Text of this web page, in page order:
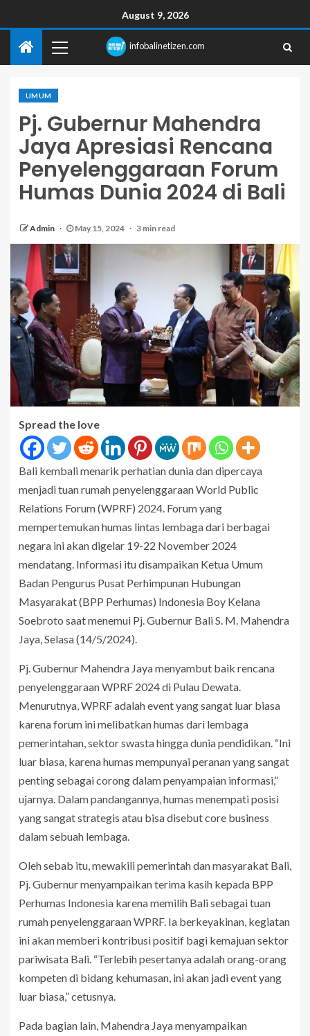
August 9, 2026
infobalinetizen.com
UMUM
Pj. Gubernur Mahendra
Jaya Apresiasi Rencana
Penyelenggaraan Forum
Humas Dunia 2024 di Bali
Admin May 15, 2024 3 min read
Spread the love
Bali kembali menarik perhatian dunia dan dipercaya
menjadi tuan rumah penyelenggaraan World Public
Relations Forum (WPRF) 2024. Forum yang
mempertemukan humas lintas lembaga dari berbagai
negara ini akan digelar 19-22 November 2024
mendatang. Informasi itu disampaikan Ketua Umum
Badan Pengurus Pusat Perhimpunan Hubungan
Masyarakat (BPP Perhumas) Indonesia Boy Kelana
Soebroto saat menemui Pj. Gubernur Bali S. M. Mahendra
Jaya, Selasa (14/5/2024).
Pj. Gubernur Mahendra Jaya menyambut baik rencana
penyelenggaraan WPRF 2024 di Pulau Dewata.
Menurutnya, WPRF adalah event yang sangat luar biasa
karena forum ini melibatkan humas dari lembaga
pemerintahan, sektor swasta hingga dunia pendidikan. “Ini
luar biasa, karena humas mempunyai peranan yang sangat
penting sebagai corong dalam penyampaian informasi,”
ujarnya. Dalam pandangannya, humas menempati posisi
yang sangat strategis atau bisa disebut core business
dalam sebuah lembaga.
Oleh sebab itu, mewakili pemerintah dan masyarakat Bali,
Pj. Gubernur menyampaikan terima kasih kepada BPP
Perhumas Indonesia karena memilih Bali sebagai tuan
rumah penyelenggaraan WPRF. Ia berkeyakinan, kegiatan
ini akan memberi kontribusi positif bagi kemajuan sektor
pariwisata Bali. “Terlebih pesertanya adalah orang-orang
kompeten di bidang kehumasan, ini akan jadi event yang
luar biasa,” cetusnya.
Pada bagian lain, Mahendra Jaya menyampaikan